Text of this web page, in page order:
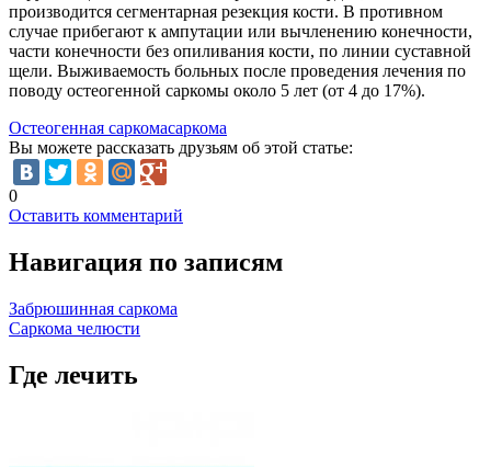
производится сегментарная резекция кости. В противном
случае прибегают к ампутации или вычленению конечности,
части конечности без опиливания кости, по линии суставной
щели. Выживаемость больных после проведения лечения по
поводу остеогенной саркомы около 5 лет (от 4 до 17%).
Остеогенная саркомасаркома
Вы можете рассказать друзьям об этой статье:
0
Оставить комментарий
Навигация по записям
Забрюшинная саркома
Саркома челюсти
Где лечить